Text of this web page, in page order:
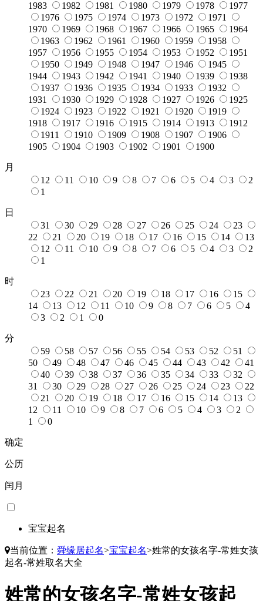
1983
1982 1981 1980 1979 1978
1977
1976
1975 1974 1973 1972
1971
1970
1969 1968 1967 1966 1965
1964
1963
1962 1961 1960 1959
1958
1957
1956 1955 1954 1953 1952
1951
1950
1949 1948 1947 1946
1945
1944
1943 1942 1941 1940 1939
1938
1937
1936 1935 1934 1933
1932
1931
1930 1929 1928 1927 1926
1925
1924
1923 1922 1921 1920
1919
1918
1917 1916 1915 1914 1913
1912
1911
1910 1909 1908 1907
1906
1905
1904 1903 1902 1901 1900
月
12
11 10 9 8 7 6 5 4 3
2
1
日
31
30 29 28 27 26 25 24
23
22
21 20 19 18 17 16 15 14
13
12
11 10 9 8 7 6 5 4 3
2
1
时
23
22 21 20 19 18 17 16
15
14
13 12 11 10 9 8 7 6 5
4
3
2 1 0
分
59
58 57 56 55 54 53 52
51
50
49 48 47 46 45 44 43 42
41
40
39 38 37 36 35 34 33
32
31
30 29 28 27 26 25 24 23
22
21
20 19 18 17 16 15 14
13
12
11 10 9 8 7 6 5 4 3
2
1
0
确定
公历
闰月
宝宝起名
当前位置： 舜缘居起名>宝宝起名>姓常的女孩名字-常姓女孩
起名-常姓取名大全
姓常的女孩名字-常姓女孩起